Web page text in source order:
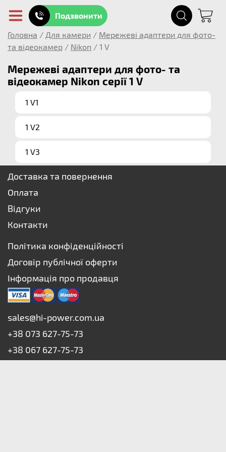
Подзвонити
Головна / Для камери / Мережеві адаптери для фото-
та відеокамер / Nikon / 1 V
Мережеві адаптери для фото- та
відеокамер Nikon серії 1 V
1 V1
1 V2
1 V3
Доставка та повернення
Оплата
Відгуки
Контакти
Політика конфіденційності
Договір публічної оферти
Інформація про продавця
sales@hi-power.com.ua
+38 073 627-75-73
+38 067 627-75-73